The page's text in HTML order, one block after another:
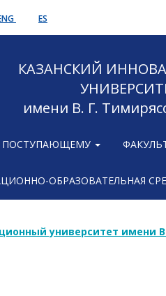
ES
КАЗАНСКИЙ
имени В. Г.
ПОСТУПАЮЩЕМУ
ОБРАЗОВАТЕЛЬНАЯ
университет имени